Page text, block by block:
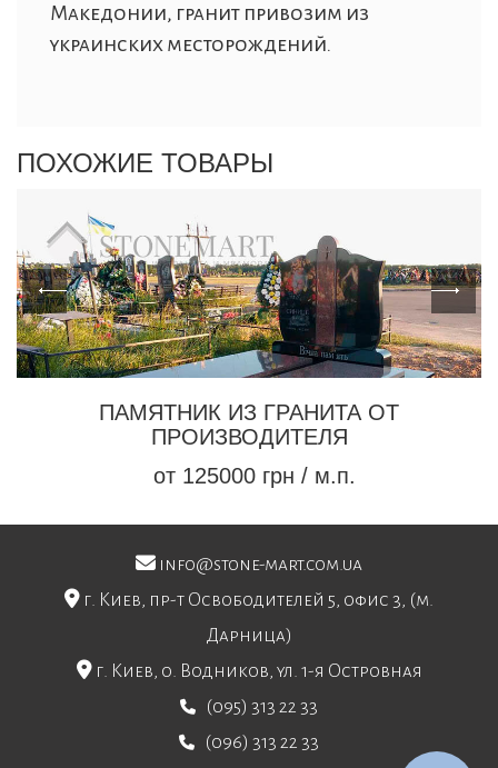
Македонии, гранит привозим из
украинских месторождений.
ПОХОЖИЕ ТОВАРЫ
ПАМЯТНИК ИЗ ГРАНИТА ОТ
ПРОИЗВОДИТЕЛЯ
от 125000 грн / м.п.
info@stone-mart.com.ua
г. Киев, пр-т Освободителей 5, офис 3, (м.
Дарница)
г. Киев, о. Водников, ул. 1-я Островная
(095) 313 22 33
(096) 313 22 33